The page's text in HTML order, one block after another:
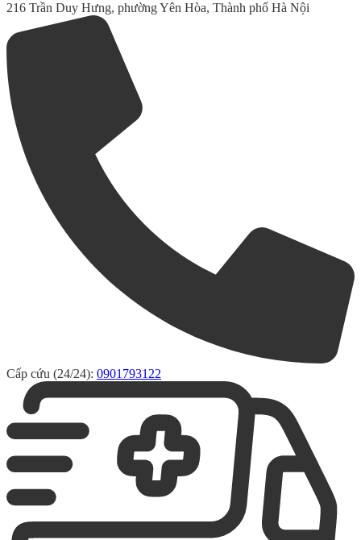
216 Trần Duy Hưng, phường Yên Hòa, Thành phố Hà Nội
Cấp cứu (24/24): 0901793122